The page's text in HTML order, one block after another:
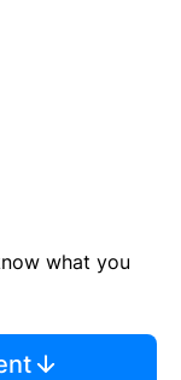
what you